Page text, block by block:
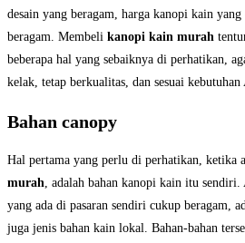
desain yang beragam, harga kanopi kain
beragam. Membeli kanopi kain murah
beberapa hal yang sebaiknya di perhatikan,
kelak, tetap berkualitas, dan sesuai kebutuhan
Bahan canopy
Hal pertama yang perlu di perhatikan, ketika
murah, adalah bahan kanopi kain itu
yang ada di pasaran sendiri cukup beragam,
juga jenis bahan kain lokal. Bahan-bahan